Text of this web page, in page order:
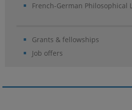
French-German Philosophical
Grants & fellowships
Job offers